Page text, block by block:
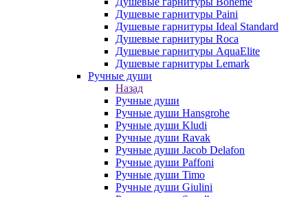
Душевые гарнитуры Paini
Душевые гарнитуры Ideal Standard
Душевые гарнитуры Roca
Душевые гарнитуры AquaElite
Душевые гарнитуры Lemark
Ручные души
Назад
Ручные души
Ручные души Hansgrohe
Ручные души Kludi
Ручные души Ravak
Ручные души Jacob Delafon
Ручные души Paffoni
Ручные души Timo
Ручные души Giulini